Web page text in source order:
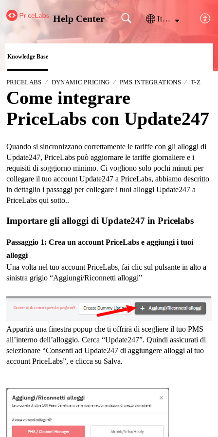
Help Center Italiano
Knowledge Base
PRICELABS DYNAMIC PRICING PMS INTEGRATIONS T-Z
Come integrare
PriceLabs con Update247
Quando si sincronizzano correttamente le tariffe con gli alloggi di
Update247, PriceLabs può aggiornare le tariffe giornaliere e i
requisiti di soggiorno minimo. Ci vogliono solo pochi minuti per
collegare il tuo account Update247 a PriceLabs, abbiamo descritto
in dettaglio i passaggi per collegare i tuoi alloggi Update247 a
PriceLabs qui sotto..
Importare gli alloggi di Update247 in Pricelabs
Passaggio 1: Crea un account PriceLabs e aggiungi i tuoi
alloggi
Una volta nel tuo account PriceLabs, fai clic sul pulsante in alto a
sinistra grigio “Aggiungi/Riconnetti alloggi”
Apparirà una finestra popup che ti offrirà di scegliere il tuo PMS
all’interno dell’alloggio. Cerca “Update247”. Quindi assicurati di
selezionare “Consenti ad Update247 di aggiungere alloggi al tuo
account PriceLabs”, e clicca su Salva.